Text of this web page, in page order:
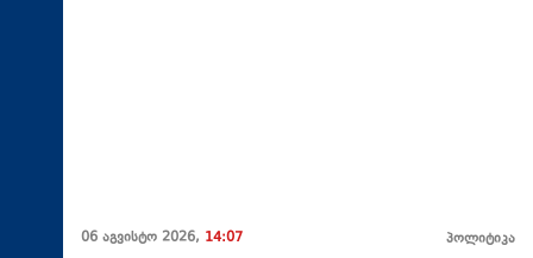
06 აგვისტო 2026, 14:07 პოლიტიკა